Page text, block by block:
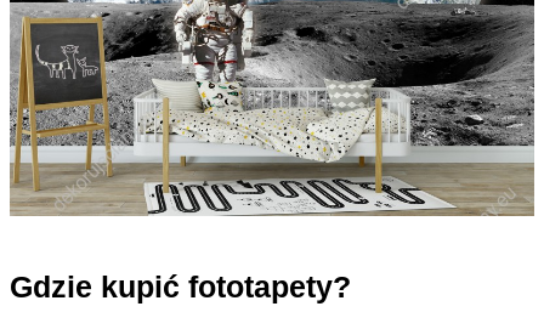
Gdzie kupić fototapety?